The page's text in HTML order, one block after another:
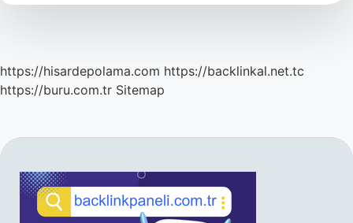
https://hisardepolama.com https://backlinkal.net.tc
https://buru.com.tr Sitemap
SIDEBAR